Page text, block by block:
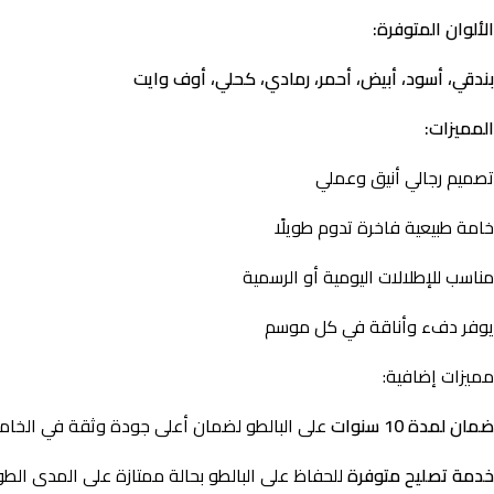
الألوان المتوفرة:
بندقي، أسود، أبيض، أحمر، رمادي، كحلي، أوف وايت
المميزات:
تصميم رجالي أنيق وعملي
خامة طبيعية فاخرة تدوم طويلًا
مناسب للإطلالات اليومية أو الرسمية
يوفر دفء وأناقة في كل موسم
مميزات إضافية:
ضمان لمدة 10 سنوات
على البالطو لضمان أعلى جودة وثقة في
خدمة تصليح متوفرةللحفاظ على البالطو بحالة ممتازة على المدى